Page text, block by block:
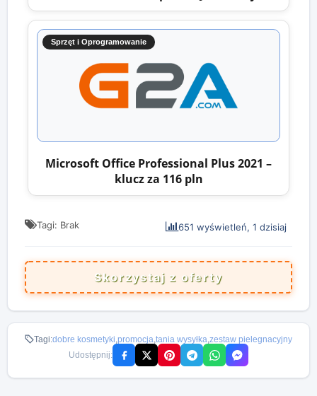
Sprzęt i Oprogramowanie
Microsoft Office Professional Plus 2021 –
klucz za 116 pln
Tagi: Brak 651 wyświetleń, 1 dzisiaj
Skorzystaj z oferty
Tagi:dobre kosmetyki promocja tania wysyłka zestaw pielegnacyjny
Udostępnij: